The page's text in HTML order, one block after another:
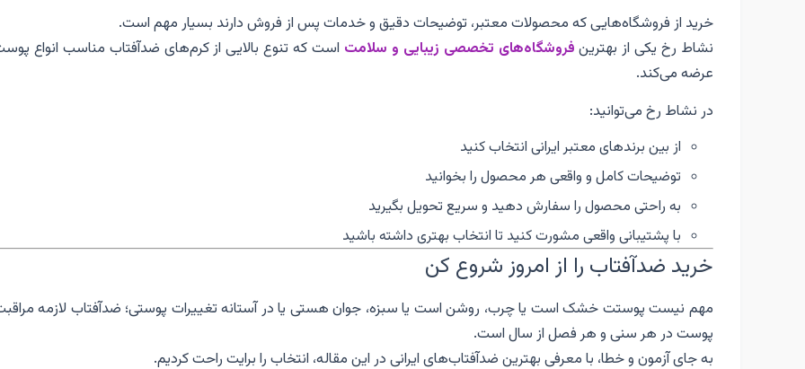
خرید از فروشگاه‌هایی که محصولات معتبر، توضیحات دقیق و خدمات پس از فروش دارند بسیار مهم است.
نشاط رخ یکی از بهترینفروشگاه‌های تخصصی زیبایی و سلامت است که تنوع بالایی از کرم‌های ضدآفتاب مناسب انواع
عرضه می‌کند.
در نشاط رخ می‌توانید:
از بین برندهای معتبر ایرانی انتخاب کنید
توضیحات کامل و واقعی هر محصول را بخوانید
به راحتی محصول را سفارش دهید و سریع تحویل بگیرید
با پشتیبانی واقعی مشورت کنید تا انتخاب بهتری داشته باشید
خرید ضدآفتاب را از امروز شروع کن
مهم نیست پوستت خشک است یا چرب، روشن است یا سبزه، جوان هستی یا در آستانه تغییرات پوستی؛ ضدآفتاب لازمه
پوست در هر سنی و هر فصل از سال است.
به جای آزمون و خطا، با معرفی بهترین ضدآفتاب‌های ایرانی در این مقاله، انتخاب را برایت راحت کردیم.